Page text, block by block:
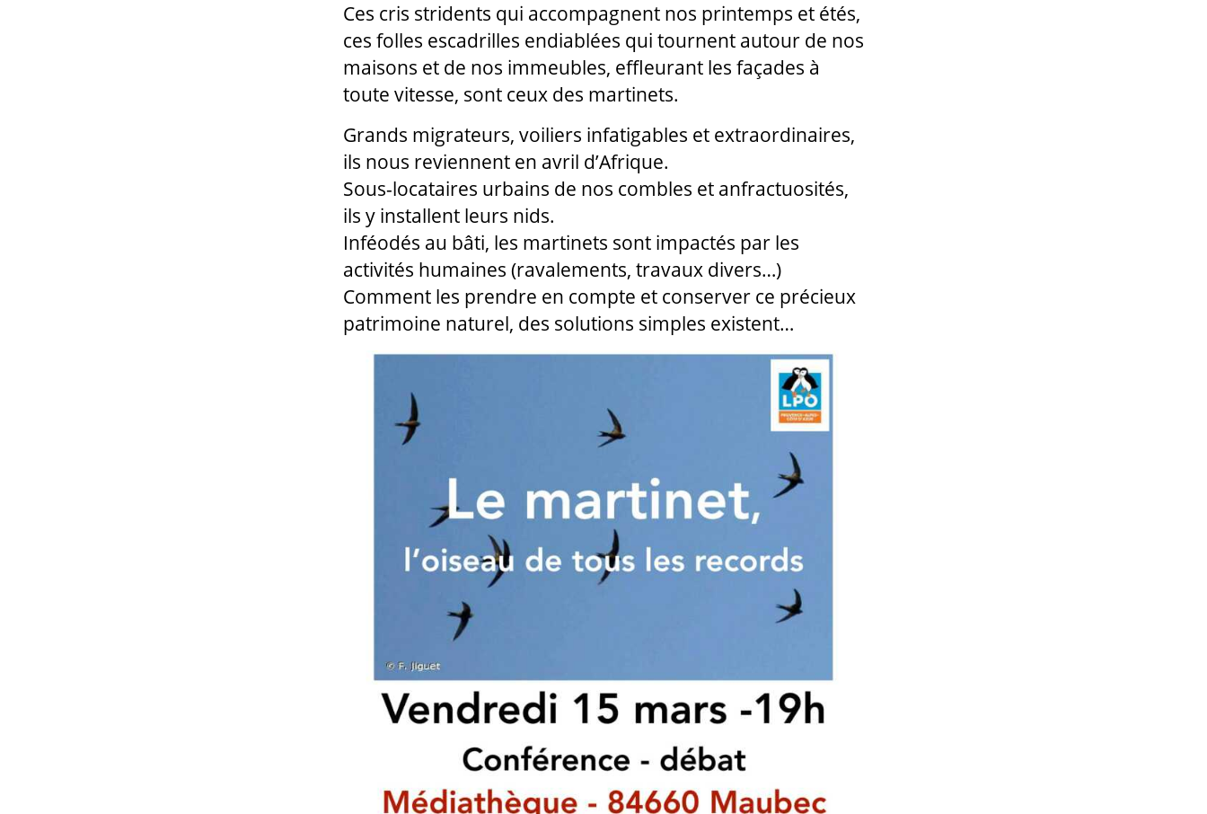
Ces cris stridents qui accompagnent nos printemps et étés,
ces folles escadrilles endiablées qui tournent autour de nos
maisons et de nos immeubles, effleurant les façades à
toute vitesse, sont ceux des martinets.
Grands migrateurs, voiliers infatigables et extraordinaires,
ils nous reviennent en avril d’Afrique.
Sous-locataires urbains de nos combles et anfractuosités,
ils y installent leurs nids.
Inféodés au bâti, les martinets sont impactés par les
activités humaines (ravalements, travaux divers…)
Comment les prendre en compte et conserver ce précieux
patrimoine naturel, des solutions simples existent…